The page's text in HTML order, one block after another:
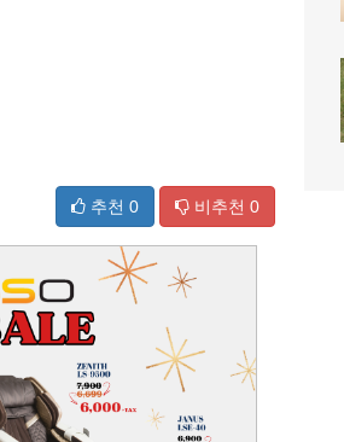
추천 0 비추천 0